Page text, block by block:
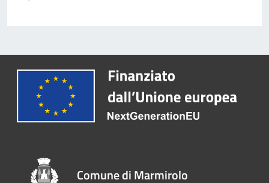
Comune di Marmirolo